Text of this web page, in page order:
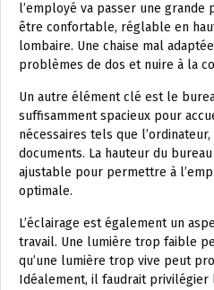
l’employé va passer une grande
être confortable, réglable en
lombaire. Une chaise mal
problèmes de dos et nuire à la
Un autre élément clé est le
suffisamment spacieux pour
nécessaires tels que
documents. La hauteur du
ajustable pour permettre à
optimale.
L’éclairage est également un
travail. Une lumière trop faible
qu’une lumière trop vive peut
Idéalement, il faudrait